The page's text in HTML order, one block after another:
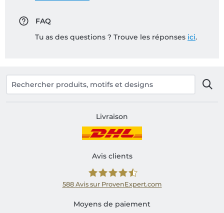
FAQ
Tu as des questions ? Trouve les réponses ici.
Livraison
Avis clients
Shirtinator FR
588 Avis sur ProvenExpert.com
Moyens de paiement